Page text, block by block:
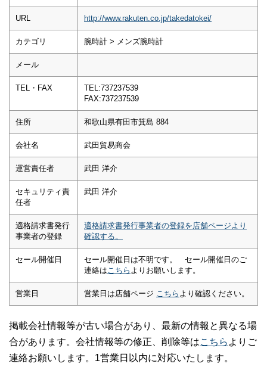
URL http://www.rakuten.co.jp/takedatokei/
カテゴリ 腕時計 > メンズ腕時計
メール
TEL・FAX
TEL:737237539
FAX:737237539
住所 和歌山県有田市箕島 884
会社名 武田貿易商会
運営責任者 武田 洋介
セキュリティ責
任者
武田 洋介
適格請求書発行
事業者の登録
適格請求書発行事業者の登録を店舗ページより
確認する。
セール開催日
セール開催日は不明です。 セール開催日のご
連絡は こちら よりお願いします。
営業日 営業日は店舗ページ こちら より確認ください。
掲載会社情報等が古い場合があり、最新の情報と異なる場
合があります。会社情報等の修正、削除等はこちら よりご
連絡お願いします。1営業日以内に対応いたします。